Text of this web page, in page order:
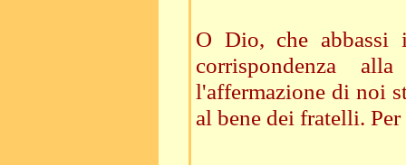
O Dio, che
corrispondenza
l'affermazione di noi
al bene dei fratelli.